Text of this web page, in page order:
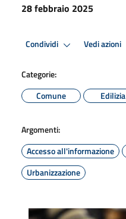
28 febbraio 2025
Condividi Vedi azioni
Categorie:
Comune
Edilizia
Argomenti:
Accesso all'informazione
Urbanizzazione